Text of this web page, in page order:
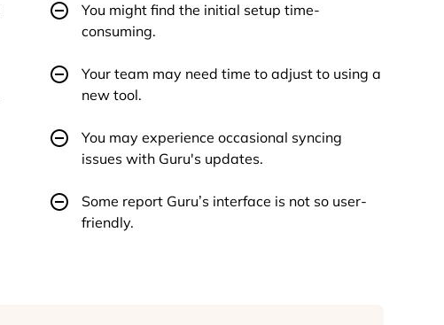
You might find the initial setup time-
consuming.
Your team may need time to adjust to using a
new tool.
You may experience occasional syncing
issues with Guru's updates.
Some report Guru’s interface is not so user-
friendly.